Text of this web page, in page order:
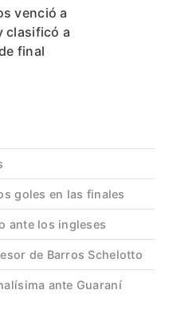
venció a
clasificó a
final
goles en las finales
ante los ingleses
de Barros Schelotto
ante Guaraní